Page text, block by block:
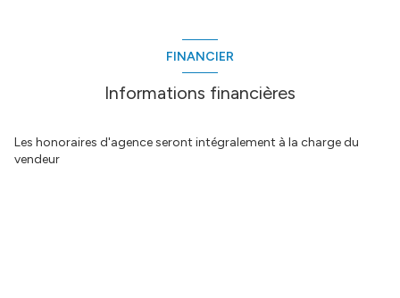
FINANCIER
Informations financières
Les honoraires d'agence seront intégralement à la charge du
vendeur